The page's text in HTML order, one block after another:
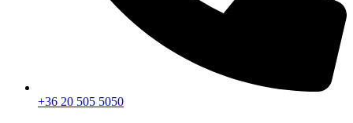
+36 20 505 5050